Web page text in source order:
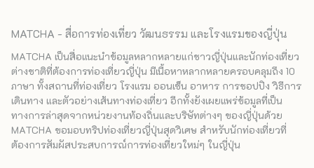
MATCHA - สื่อการท่องเที่ยว วัฒนธรรม และโรงแรมของญี่ปุ่น
MATCHA เป็นสื่อแนะนำข้อมูลหลากหลายแก่ชาวญี่ปุ่นและนักท่องเที่ยว
ต่างชาติที่ต้องการท่องเที่ยวญี่ปุ่น มีเนื้อหาหลากหลายครอบคลุมถึง 10
ภาษา ทั้งสถานที่ท่องเที่ยว โรงแรม ออนเซ็น อาหาร การชอปปิง วิธีการ
เดินทาง และตัวอย่างเส้นทางท่องเที่ยว อีกทั้งยังเผยแพร่ข้อมูลที่เป็น
ทางการล่าสุดจากหน่วยงานท้องถิ่นและบริษัทต่างๆ ของญี่ปุ่นด้วย
MATCHA ขอมอบทริปท่องเที่ยวญี่ปุ่นสุดวิเศษ สำหรับนักท่องเที่ยวที่
ต้องการสัมผัสประสบการณ์การท่องเที่ยวใหม่ๆ ในญี่ปุ่น